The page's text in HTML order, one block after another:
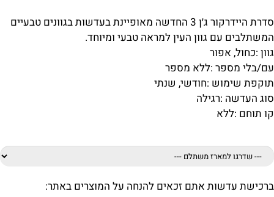
סדרת היידרקור ג׳ן 3 החדשה מאופיינת בעדשות בגוונים טבעיים
המשתלבים עם גוון העין למראה טבעי ומיוחד.
גוון :כחול, אפור
עם/בלי מספר :ללא מספר
תוקפת שימוש :חודשי, שנתי
סוג העדשה :רגילה
קו תוחם :ללא
ברכישת עדשות אתם זכאים להנחה על המוצרים באתר: